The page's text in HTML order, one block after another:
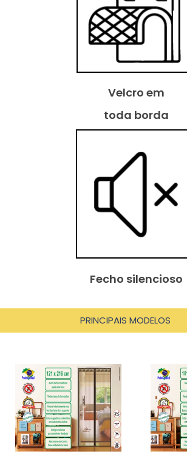
Velcro em
toda borda
Fecho silencioso
PRINCIPAIS MODELOS